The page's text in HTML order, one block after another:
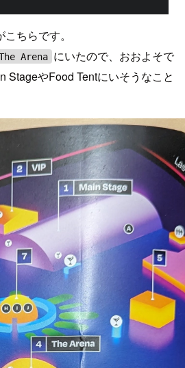
ちらです。
Arena にいたので、おおよそで
StageやFood Tentにいそうなこと